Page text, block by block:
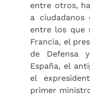
entre otros,
a
entre los que
Francia, el
de Defensa
España, el
el
primer